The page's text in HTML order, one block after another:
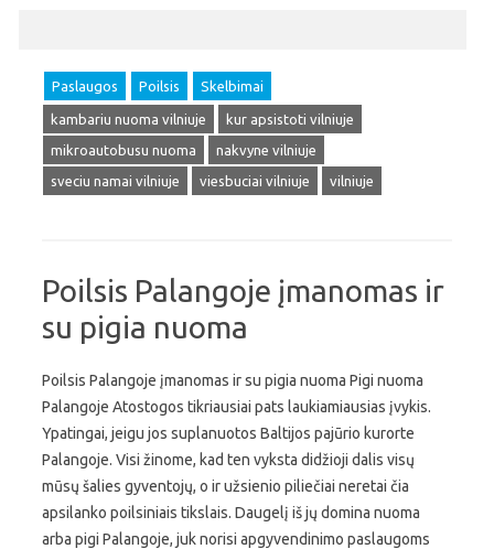
Paslaugos Poilsis Skelbimai
kambariu nuoma vilniuje
kur apsistoti vilniuje
mikroautobusu nuoma
nakvyne vilniuje
sveciu namai vilniuje
viesbuciai vilniuje vilniuje
Poilsis Palangoje įmanomas ir
su pigia nuoma
Poilsis Palangoje įmanomas ir su pigia nuoma Pigi nuoma
Palangoje Atostogos tikriausiai pats laukiamiausias įvykis.
Ypatingai, jeigu jos suplanuotos Baltijos pajūrio kurorte
Palangoje. Visi žinome, kad ten vyksta didžioji dalis visų
mūsų šalies gyventojų, o ir užsienio piliečiai neretai čia
apsilanko poilsiniais tikslais. Daugelį iš jų domina nuoma
arba pigi Palangoje, juk norisi apgyvendinimo paslaugoms